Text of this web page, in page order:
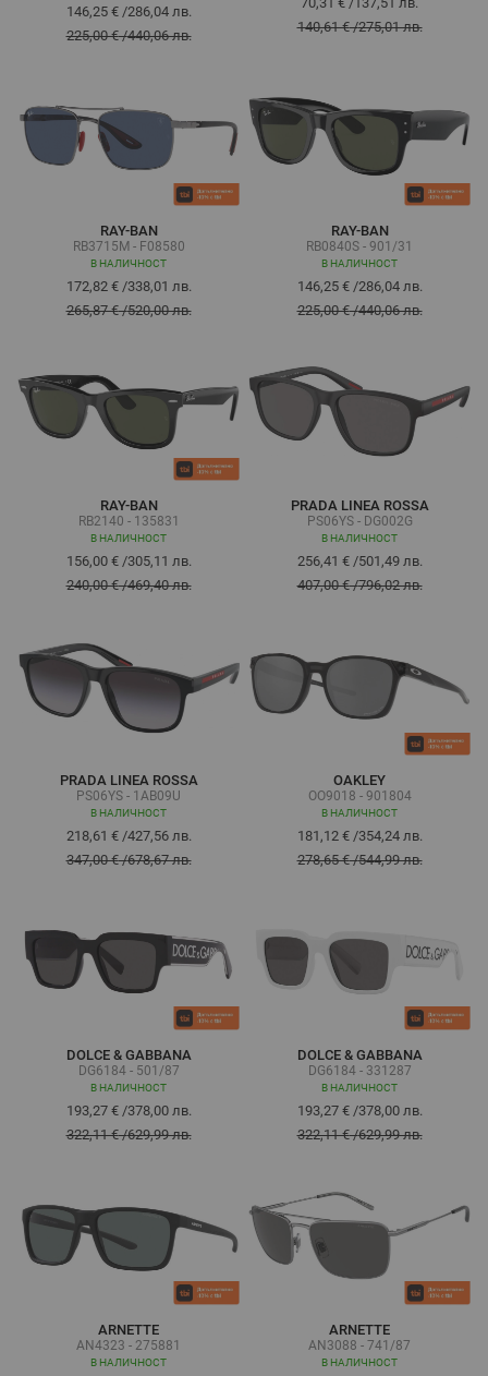
146,25 €/286,04 лв.
225,00 €/440,06 лв.
140,61 €/275,01 лв.
RAY-BAN
RB3715M - F08580
В НАЛИЧНОСТ
172,82 €/338,01 лв.
265,87 €/520,00 лв.
RAY-BAN
RB0840S - 901/31
В НАЛИЧНОСТ
146,25 €/286,04 лв.
225,00 €/440,06 лв.
RAY-BAN
RB2140 - 135831
В НАЛИЧНОСТ
156,00 €/305,11 лв.
240,00 €/469,40 лв.
PRADA LINEA ROSSA
PS06YS - DG002G
В НАЛИЧНОСТ
256,41 €/501,49 лв.
407,00 €/796,02 лв.
PRADA LINEA ROSSA
PS06YS - 1AB09U
В НАЛИЧНОСТ
218,61 €/427,56 лв.
347,00 €/678,67 лв.
OAKLEY
OO9018 - 901804
В НАЛИЧНОСТ
181,12 €/354,24 лв.
278,65 €/544,99 лв.
DOLCE & GABBANA
DG6184 - 501/87
В НАЛИЧНОСТ
193,27 €/378,00 лв.
322,11 €/629,99 лв.
DOLCE & GABBANA
DG6184 - 331287
В НАЛИЧНОСТ
193,27 €/378,00 лв.
322,11 €/629,99 лв.
ARNETTE
AN4323 - 275881
В НАЛИЧНОСТ
ARNETTE
AN3088 - 741/87
В НАЛИЧНОСТ